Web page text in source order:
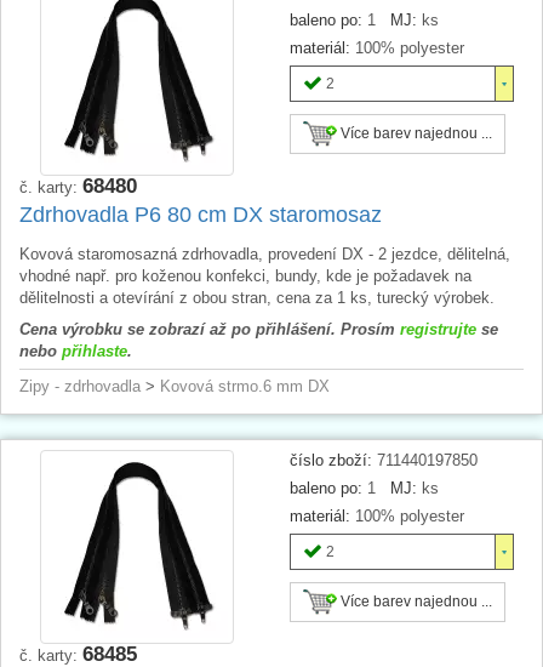
baleno po: 1 MJ: ks
materiál: 100% polyester
2
Více barev najednou ...
č. karty: 68480
Zdrhovadla P6 80 cm DX staromosaz
Kovová staromosazná zdrhovadla, provedení DX - 2 jezdce, dělitelná,
vhodné např. pro koženou konfekci, bundy, kde je požadavek na
dělitelnosti a otevírání z obou stran, cena za 1 ks, turecký výrobek.
Cena výrobku se zobrazí až po přihlášení. Prosím registrujte se
nebo přihlaste.
Zipy - zdrhovadla > Kovová strmo.6 mm DX
číslo zboží: 711440197850
baleno po: 1 MJ: ks
materiál: 100% polyester
2
Více barev najednou ...
č. karty: 68485